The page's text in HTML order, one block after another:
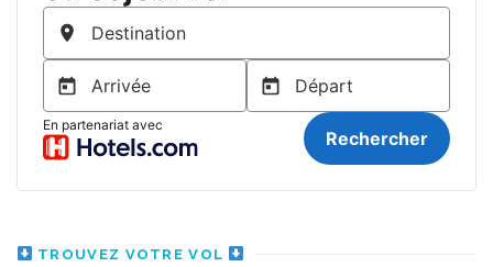
TROUVEZ VOTRE VOL